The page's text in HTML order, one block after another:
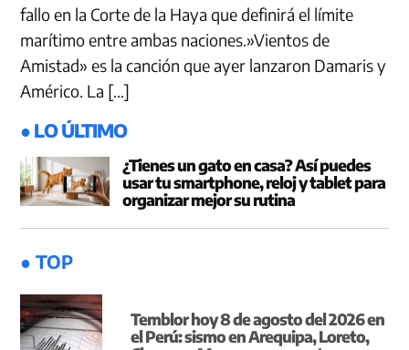
fallo en la Corte de la Haya que definirá el límite
marítimo entre ambas naciones.»Vientos de
Amistad» es la canción que ayer lanzaron Damaris y
Américo. La […]
● LO ÚLTIMO
¿Tienes un gato en casa? Así puedes
usar tu smartphone, reloj y tablet para
organizar mejor su rutina
● TOP
Temblor hoy 8 de agosto del 2026 en
el Perú: sismo en Arequipa, Loreto,